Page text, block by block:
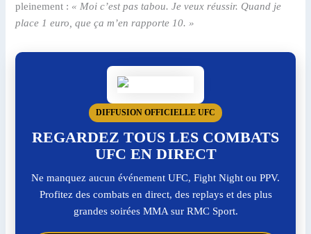
pleinement : « Moi c’est pas tabou. Je veux réussir. Quand je
place 1 euro, que ça m’en rapporte 10. »
DIFFUSION OFFICIELLE UFC
REGARDEZ TOUS LES COMBATS
UFC EN DIRECT
Ne manquez aucun événement UFC, Fight Night ou PPV.
Profitez des combats en direct, des replays et des plus
grandes soirées MMA sur RMC Sport.